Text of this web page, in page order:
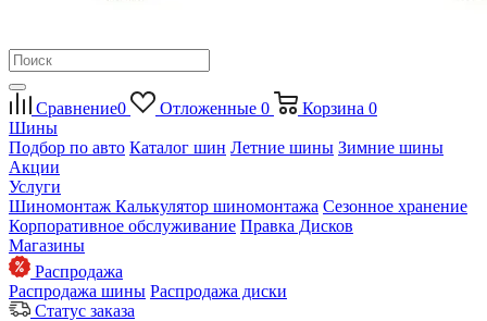
Сравнение0 Отложенные 0 Корзина 0
Шины
Подбор по авто Каталог шин Летние шины Зимние шины
Акции
Услуги
Шиномонтаж Калькулятор шиномонтажа Сезонное хранение
Корпоративное обслуживание Правка Дисков
Магазины
Распродажа
Распродажа шины Распродажа диски
Статус заказа